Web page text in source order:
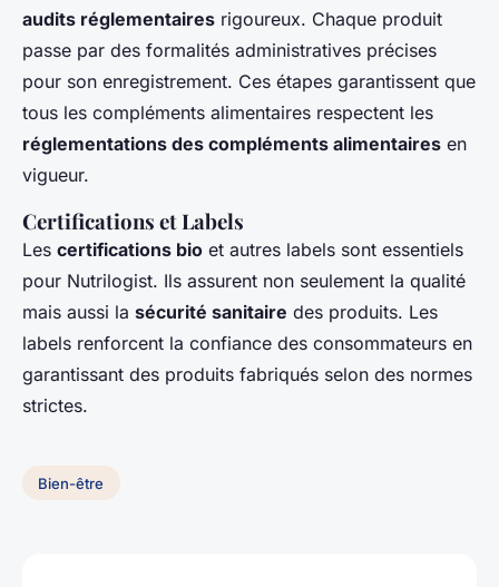
audits réglementaires rigoureux. Chaque produit
passe par des formalités administratives précises
pour son enregistrement. Ces étapes garantissent que
tous les compléments alimentaires respectent les
réglementations des compléments alimentaires en
vigueur.
Certifications et Labels
Les certifications bio et autres labels sont essentiels
pour Nutrilogist. Ils assurent non seulement la qualité
mais aussi la sécurité sanitaire des produits. Les
labels renforcent la confiance des consommateurs en
garantissant des produits fabriqués selon des normes
strictes.
Bien-être